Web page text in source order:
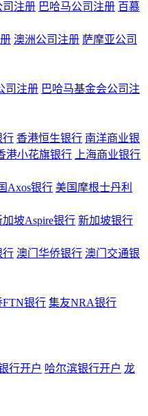
司注册 巴哈马公司注册 百慕
澳洲公司注册 萨摩亚公司
司注册 巴哈马基金会公司注
行 香港恒生银行 南洋商业银
港小花旗银行 上海商业银行
Axos银行 美国摩根士丹利
加坡Aspire银行 新加坡银行
行 澳门华侨银行 澳门交通银
FTN银行 集友NRA银行
行开户 哈尔滨银行开户 龙